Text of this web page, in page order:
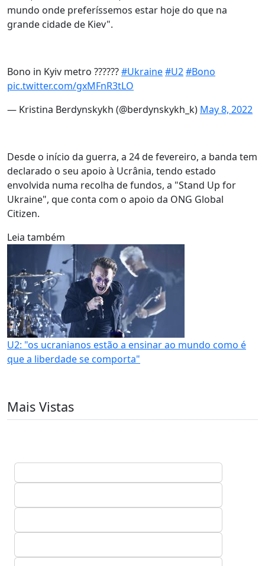
mundo onde preferíssemos estar hoje do que na
grande cidade de Kiev".
Bono in Kyiv metro ??????#Ukraine#U2#Bono
pic.twitter.com/gxMFnR3tLO
— Kristina Berdynskykh (@berdynskykh_k) May 8, 2022
Desde o início da guerra, a 24 de fevereiro, a banda tem
declarado o seu apoio à Ucrânia, tendo estado
envolvida numa recolha de fundos, a "Stand Up for
Ukraine", que conta com o apoio da ONG Global
Citizen.
Leia também
U2: "os ucranianos estão a ensinar ao mundo como é
que a liberdade se comporta"
Mais Vistas